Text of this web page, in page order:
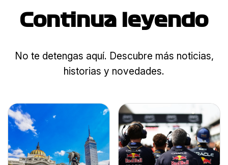
Continua leyendo
No te detengas aquí. Descubre más noticias,
historias y novedades.